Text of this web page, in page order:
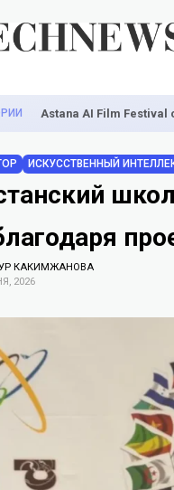
Astana AI Film Festival
ИСКУССТВЕННЫЙ
КАКИМЖАНОВА
2026